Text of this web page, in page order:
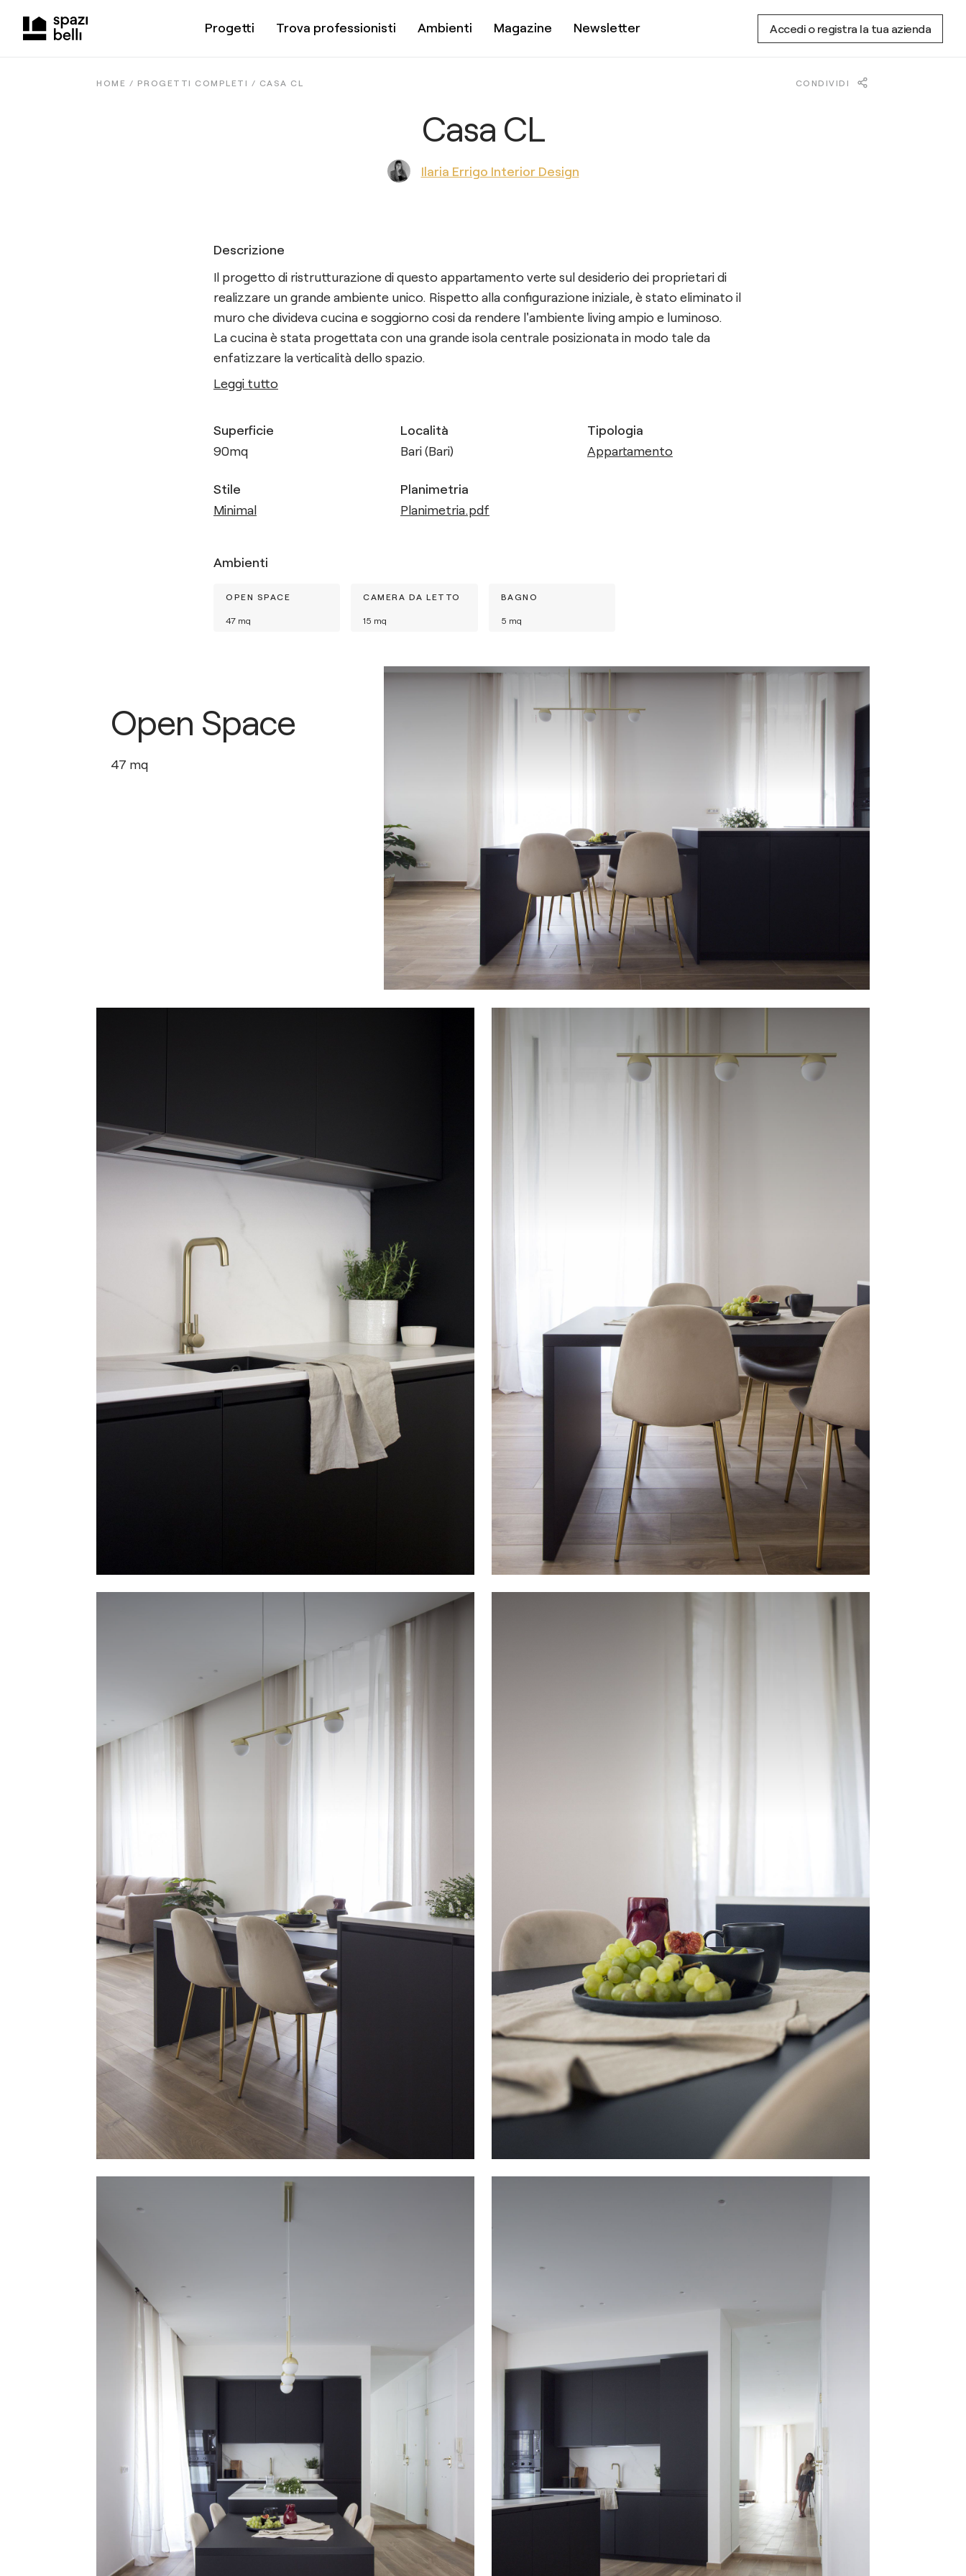
Progetti Trova professionisti Ambienti Magazine Newsletter Accedi o registra la tua azienda
HOME / PROGETTI COMPLETI / CASA CL CONDIVIDI
Casa CL
Ilaria Errigo Interior Design
Descrizione
Il progetto di ristrutturazione di questo appartamento verte sul desiderio dei proprietari di
realizzare un grande ambiente unico. Rispetto alla configurazione iniziale, è stato eliminato il
muro che divideva cucina e soggiorno cosi da rendere l'ambiente living ampio e luminoso.
La cucina è stata progettata con una grande isola centrale posizionata in modo tale da
enfatizzare la verticalità dello spazio.
Leggi tutto
Superficie
90mq
Località
Bari (Bari)
Tipologia
Appartamento
Stile
Minimal
Planimetria
Planimetria.pdf
Ambienti
OPEN SPACE
47 mq
CAMERA DA LETTO
15 mq
BAGNO
5 mq
Open Space
47 mq